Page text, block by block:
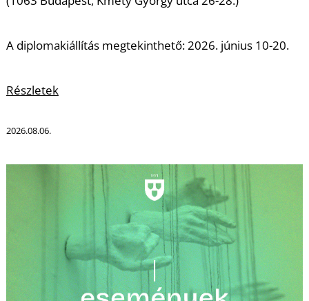
A diplomakiállítás megtekinthető: 2026. június 10-20.
Részletek
2026.08.06.